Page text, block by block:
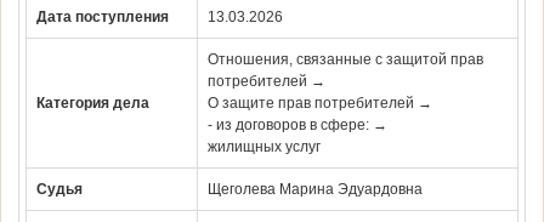
Дата поступления 13.03.2026
Категория дела
Отношения, связанные с защитой прав
потребителей →
О защите прав потребителей →
- из договоров в сфере: →
жилищных услуг
Судья Щеголева Марина Эдуардовна